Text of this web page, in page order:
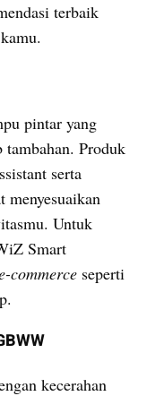
terbaik
pintar yang
Produk
serta
Untuk
Smart
commerce seperti
kecerahan